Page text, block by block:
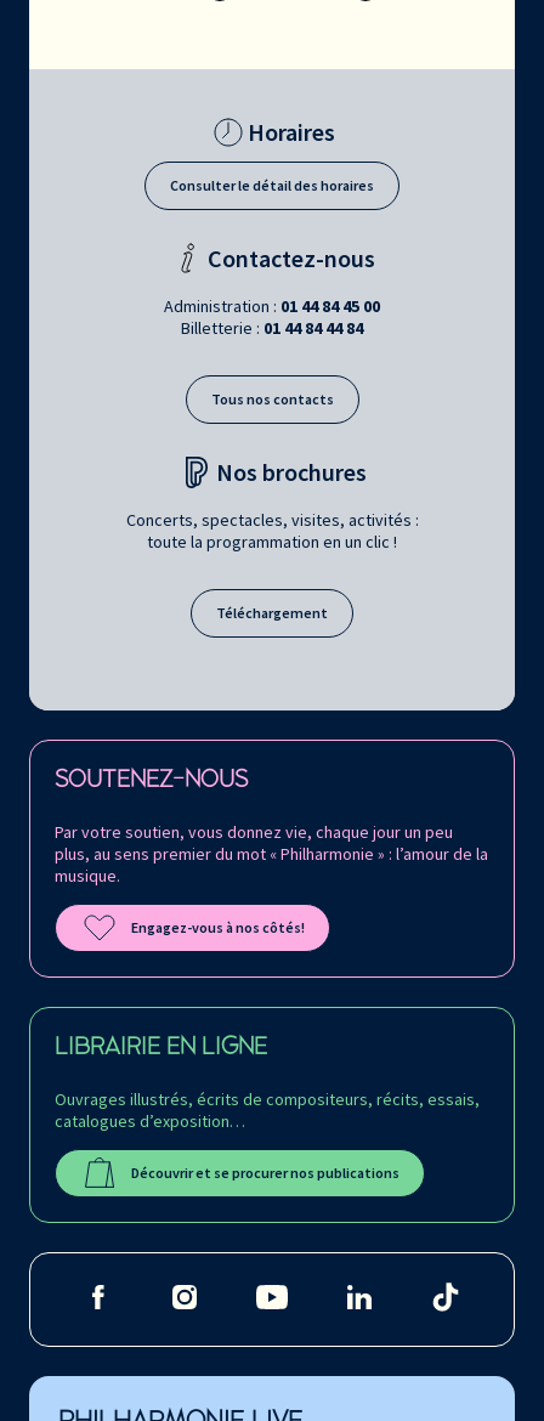
Horaires
Consulter le détail des horaires
Contactez-nous
Administration : 01 44 84 45 00
Billetterie : 01 44 84 44 84
Tous nos contacts
Nos brochures
Concerts, spectacles, visites, activités :
toute la programmation en un clic !
Téléchargement
SOUTENEZ-NOUS
Par votre soutien, vous donnez vie, chaque jour un peu
plus, au sens premier du mot « Philharmonie » : l’amour de la
musique.
Engagez-vous à nos côtés!
LIBRAIRIE EN LIGNE
Ouvrages illustrés, écrits de compositeurs, récits, essais,
catalogues d’exposition…
Découvrir et se procurer nos publications
Retrouvez la Philharmonie de Paris sur